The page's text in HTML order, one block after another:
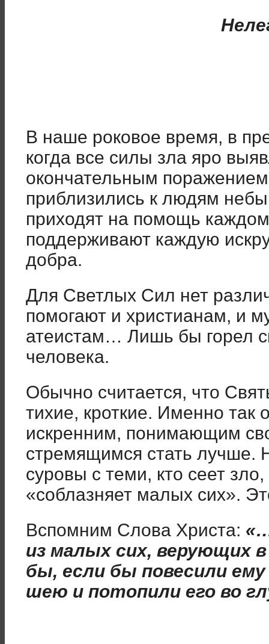
В наше роковое время, в
когда все силы зла яро
окончательным
приблизились к людям
приходят на помощь
поддерживают каждую
добра.
Для Светлых Сил нет
помогают и христианам, и
атеистам… Лишь бы горел
человека.
Обычно считается, что
тихие, кроткие. Именно так
искренним, понимающим
стремящимся стать лучше.
суровы с теми, кто сеет
«соблазняет малых сих».
Вспомним Слова Христа:
из малых сих, верующих
бы, если бы повесили
шею и потопили его во